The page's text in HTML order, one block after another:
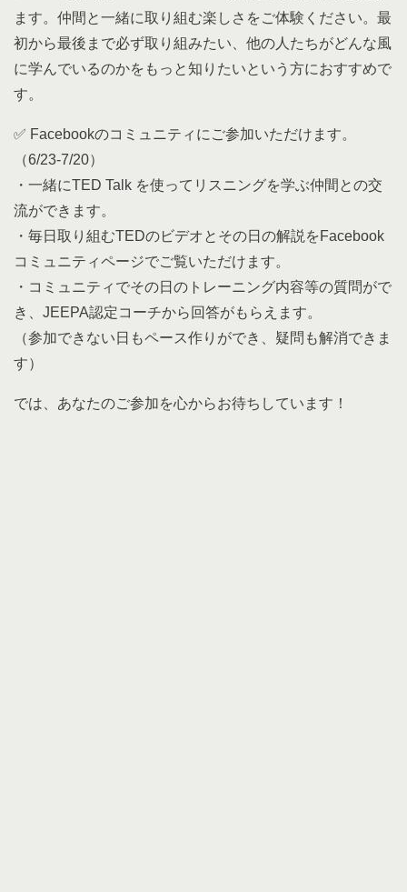
ます。仲間と一緒に取り組む楽しさをご体験ください。最
初から最後まで必ず取り組みたい、他の人たちがどんな風
に学んでいるのかをもっと知りたいという方におすすめで
す。
✅ Facebookのコミュニティにご参加いただけます。
（6/23-7/20）
・一緒にTED Talk を使ってリスニングを学ぶ仲間との交
流ができます。
・毎日取り組むTEDのビデオとその日の解説をFacebook
コミュニティページでご覧いただけます。
・コミュニティでその日のトレーニング内容等の質問がで
き、JEEPA認定コーチから回答がもらえます。
（参加できない日もペース作りができ、疑問も解消できま
す）
では、あなたのご参加を心からお待ちしています！